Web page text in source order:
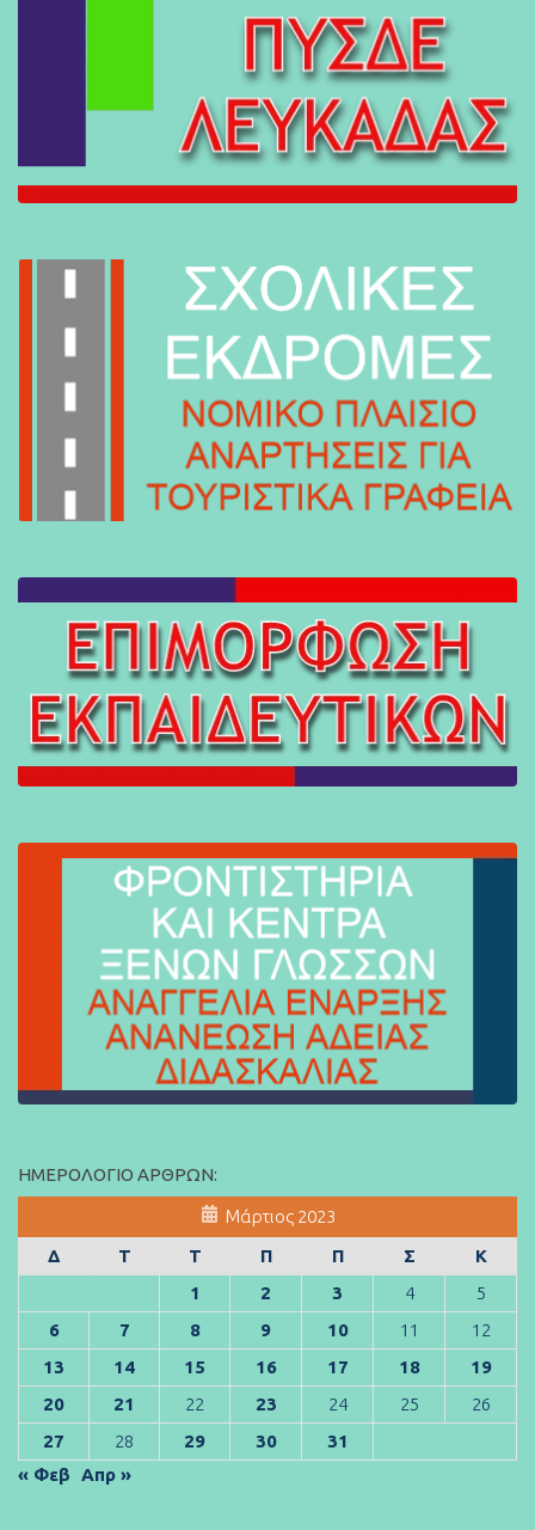
ΗΜΕΡΟΛΌΓΙΟ ΆΡΘΡΩΝ:
Μάρτιος 2023
Δ
Τ Τ Π Π Σ
Κ
1
2 3 4
5
6
7 8 9 10 11
12
13
14 15 16 17 18
19
20
21 22 23 24 25
26
27
28 29 30
31
« Φεβ Απρ »